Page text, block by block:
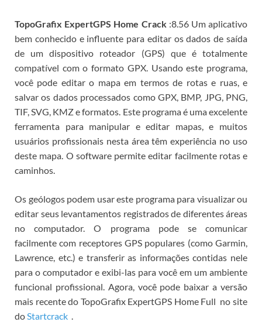
TopoGrafix ExpertGPS Home Crack:8.56 Um aplicativo
bem conhecido e influente para editar os dados de saída
de um dispositivo roteador (GPS) que é totalmente
compatível com o formato GPX. Usando este programa,
você pode editar o mapa em termos de rotas e ruas, e
salvar os dados processados ​​como GPX, BMP, JPG, PNG,
TIF, SVG, KMZ e formatos. Este programa é uma excelente
ferramenta para manipular e editar mapas, e muitos
usuários profissionais nesta área têm experiência no uso
deste mapa. O software permite editar facilmente rotas e
caminhos.
Os geólogos podem usar este programa para visualizar ou
editar seus levantamentos registrados de diferentes áreas
no computador.O programa pode se comunicar
facilmente com receptores GPS populares (como Garmin,
Lawrence, etc.) e transferir as informações contidas nele
para o computador e exibi-las para você em um ambiente
funcional profissional. Agora, você pode baixar a versão
mais recente do TopoGrafix ExpertGPS Home Full nosite
doStartcrack .